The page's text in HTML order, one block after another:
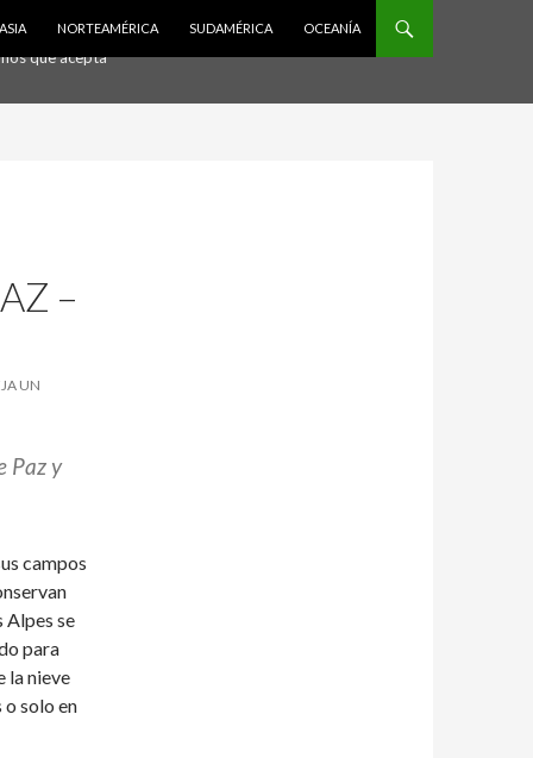
que acepta
Acepto
ASIA NORTEAMÉRICA SUDAMÉRICA OCEANÍA
–
UN
Paz y
campos
Alpes se
para
la nieve
o solo en